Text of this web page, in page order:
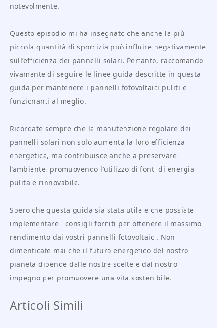
notevolmente.
Questo episodio mi ha insegnato che anche la più
piccola quantità di sporcizia può influire negativamente
sull’efficienza dei pannelli solari. Pertanto, raccomando
vivamente di seguire le linee guida descritte in questa
guida per mantenere i pannelli fotovoltaici puliti e
funzionanti al meglio.
Ricordate sempre che la manutenzione regolare dei
pannelli solari non solo aumenta la loro efficienza
energetica, ma contribuisce anche a preservare
l’ambiente, promuovendo l’utilizzo di fonti di energia
pulita e rinnovabile.
Spero che questa guida sia stata utile e che possiate
implementare i consigli forniti per ottenere il massimo
rendimento dai vostri pannelli fotovoltaici. Non
dimenticate mai che il futuro energetico del nostro
pianeta dipende dalle nostre scelte e dal nostro
impegno per promuovere una vita sostenibile.
Articoli Simili